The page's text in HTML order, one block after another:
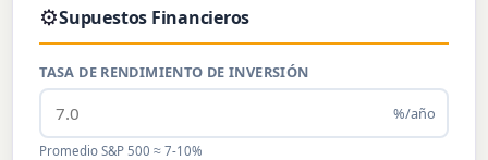
⚙️Supuestos Financieros
TASA DE RENDIMIENTO DE INVERSIÓN
%/año
Promedio S&P 500 ≈ 7-10%